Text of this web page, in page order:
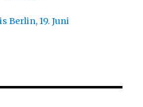
Berlin, 19. Juni